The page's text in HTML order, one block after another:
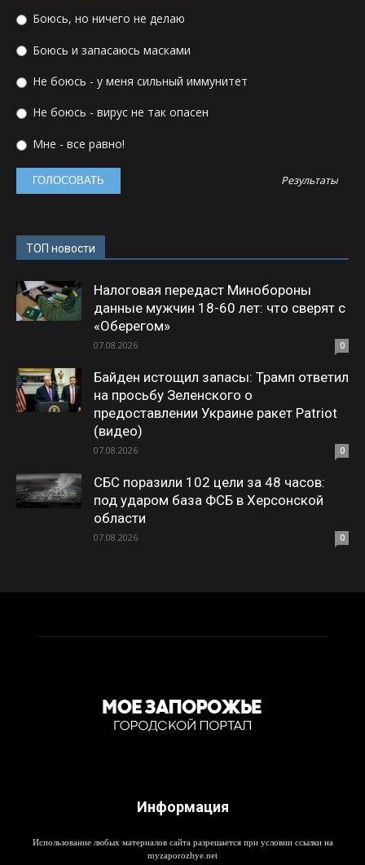
Боюсь, но ничего не делаю
Боюсь и запасаюсь масками
Не боюсь - у меня сильный иммунитет
Не боюсь - вирус не так опасен
Мне - все равно!
Результаты
ТОП новости
Налоговая передаст Минобороны
данные мужчин 18-60 лет: что сверят с
«Оберегом»
07.08.2026 0
Байден истощил запасы: Трамп ответил
на просьбу Зеленского о
предоставлении Украине ракет Patriot
(видео)
07.08.2026 0
СБС поразили 102 цели за 48 часов:
под ударом база ФСБ в Херсонской
области
07.08.2026 0
Информация
Использование любых материалов сайта разрешается при условии ссылки на
myzaporozhye.net